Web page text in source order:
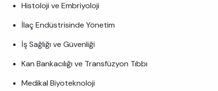
Histoloji ve Embriyoloji
İlaç Endüstrisinde Yönetim
İş Sağlığı ve Güvenliği
Kan Bankacılığı ve Transfüzyon Tıbbı
Medikal Biyoteknoloji